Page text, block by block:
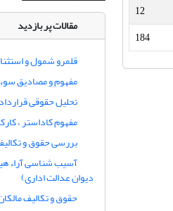
12
184
مقالات پر بازدید
قلمرو شمول و
مفهوم و مصادیق
تحلیل حقوقی
مفهوم کاداستر ،
بررسی حقوق و
آسیب شناسی آراء
دیوان عدالت اداری)
حقوق و تکالیف